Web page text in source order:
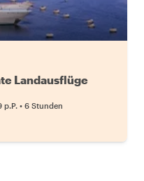
Landausflüge
p.P. • 6 Stunden